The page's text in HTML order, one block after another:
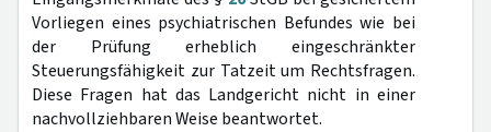
Vorliegen eines psychiatrischen Befundes wie bei
der Prüfung erheblich eingeschränkter
Steuerungsfähigkeit zur Tatzeit um Rechtsfragen.
Diese Fragen hat das Landgericht nicht in einer
nachvollziehbaren Weise beantwortet.